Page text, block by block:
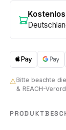
⚠Bitte beachte
& REACH-